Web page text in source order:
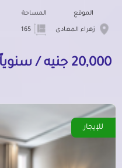
الموقع
زهراء المعادى
المساحة
20,000 جنيه / سنوياً
للإيجار